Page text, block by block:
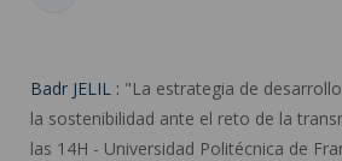
Badr JELIL : "La estrategia de
la sostenibilidad ante el reto de la
las 14H - Universidad Politécnica de